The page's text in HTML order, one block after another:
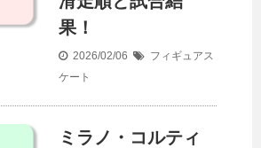
果！
2026/02/06
フィギュアス
ケート
ミラノ・コルティ